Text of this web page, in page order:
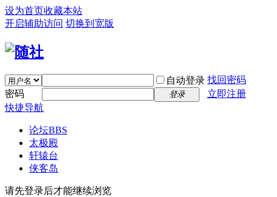
设为首页收藏本站
开启辅助访问 切换到宽版
自动登录 找回密码
密码
登录
立即注册
快捷导航
论坛BBS
太极殿
轩辕台
侠客岛
请先登录后才能继续浏览